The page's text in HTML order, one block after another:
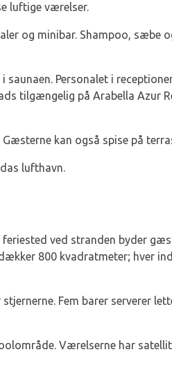
luftige værelser.
og minibar. Shampoo, sæbe
Personalet i
tilgængelig på Arabella Azur
kan også spise på
lufthavn.
ved stranden byder
800 kvadratmeter; hver
Fem barer serverer
Værelserne har